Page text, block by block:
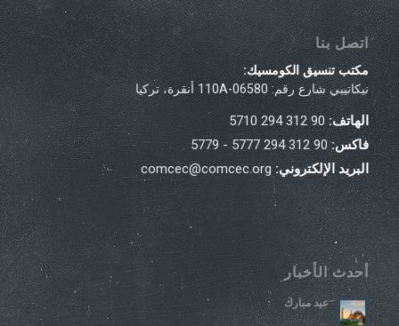
اتصل بنا
مكتب تنسيق الكومسيك:
نيكاتيبي شارع رقم: 110A-06580 أنقرة، تركيا
الهاتف:90 312 294 5710
فاكس:90 312 294 5777 - 5779
البريد الإلكتروني: comcec@comcec.org
أحدث الأخبار
عيد مبارك